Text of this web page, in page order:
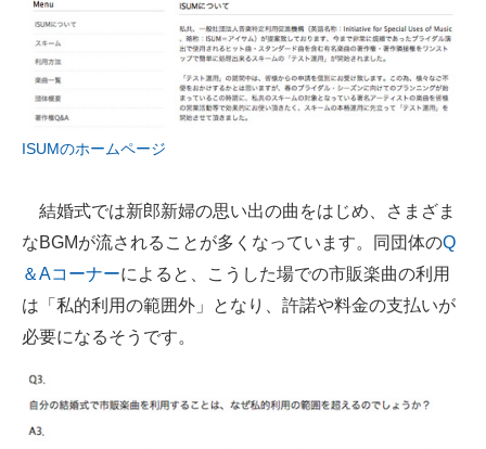
マーケ×ITの今がよく分かる
ITエンジニア向け専門サイト
企業向けIT製品の総合サイト
IT製品の技術・比較・事例
モノづくり技術者専門サイト
電子設計の基本と応用
ISUMのホームページ
結婚式では新郎新婦の思い出の曲をはじめ、さまざま
なBGMが流されることが多くなっています。同団体のQ
＆Aコーナーによると、こうした場での市販楽曲の利用
は「私的利用の範囲外」となり、許諾や料金の支払いが
必要になるそうです。